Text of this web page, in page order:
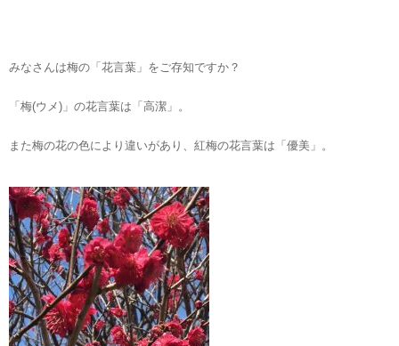
みなさんは梅の「花言葉」をご存知ですか？
「梅(ウメ)」の花言葉は「高潔」。
また梅の花の色により違いがあり、紅梅の花言葉は「優美」。